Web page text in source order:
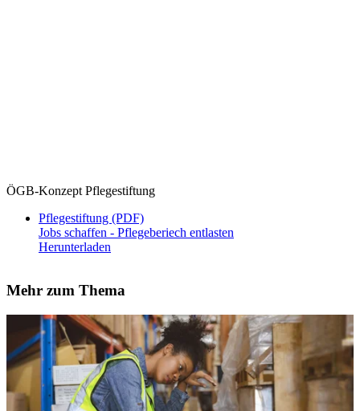
ÖGB-Konzept Pflegestiftung
Pflegestiftung (PDF)
Jobs schaffen - Pflegeberiech entlasten
Herunterladen
Mehr zum Thema